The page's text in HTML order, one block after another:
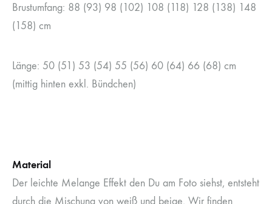
Brustumfang: 88 (93) 98 (102) 108 (118) 128 (138) 148
(158) cm
Länge: 50 (51) 53 (54) 55 (56) 60 (64) 66 (68) cm
(mittig hinten exkl. Bündchen)
Material
Der leichte Melange Effekt den Du am Foto siehst, entsteht
durch die Mischung von weiß und beige. Wir finden